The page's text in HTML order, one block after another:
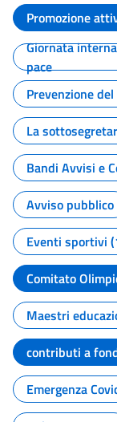
Promozione
Giornata
pace
Prevenzione
La
Bandi Avvisi e
Avviso pubblico
Eventi sportivi
Comitato
Maestri
contributi a
Emergenza